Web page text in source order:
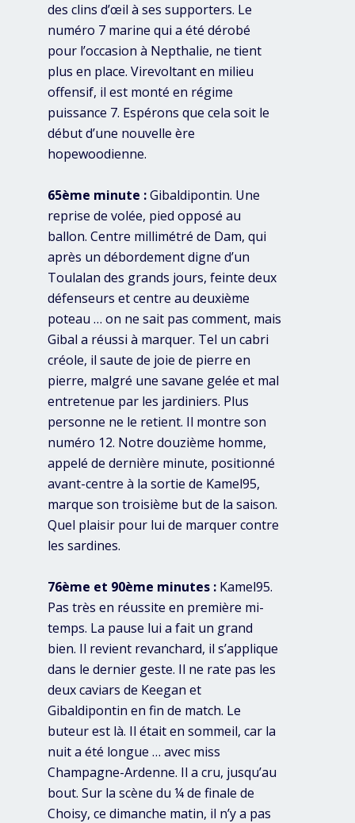
des clins d’œil à ses supporters. Le
numéro 7 marine qui a été dérobé
pour l’occasion à Nepthalie, ne tient
plus en place. Virevoltant en milieu
offensif, il est monté en régime
puissance 7. Espérons que cela soit le
début d’une nouvelle ère
hopewoodienne.
65ème minute :Gibaldipontin. Une
reprise de volée, pied opposé au
ballon. Centre millimétré de Dam, qui
après un débordement digne d’un
Toulalan des grands jours, feinte deux
défenseurs et centre au deuxième
poteau … on ne sait pas comment, mais
Gibal a réussi à marquer. Tel un cabri
créole, il saute de joie de pierre en
pierre, malgré une savane gelée et mal
entretenue par les jardiniers. Plus
personne ne le retient. Il montre son
numéro 12. Notre douzième homme,
appelé de dernière minute, positionné
avant-centre à la sortie de Kamel95,
marque son troisième but de la saison.
Quel plaisir pour lui de marquer contre
les sardines.
76ème et 90ème minutes : Kamel95.
Pas très en réussite en première mi-
temps. La pause lui a fait un grand
bien. Il revient revanchard, il s’applique
dans le dernier geste. Il ne rate pas les
deux caviars de Keegan et
Gibaldipontin en fin de match. Le
buteur est là. Il était en sommeil, car la
nuit a été longue … avec miss
Champagne-Ardenne. Il a cru, jusqu’au
bout. Sur la scène du ¼ de finale de
Choisy, ce dimanche matin, il n’y a pas